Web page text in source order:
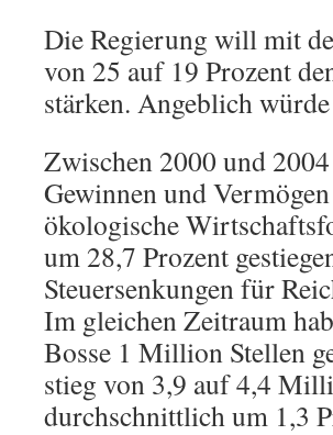
Die Regierung will mit
von 25 auf 19 Prozent
stärken. Angeblich
Zwischen 2000 und
Gewinnen und
ökologische
um 28,7 Prozent
Steuersenkungen für
Im gleichen Zeitraum
Bosse 1 Million Stellen
stieg von 3,9 auf 4,4
durchschnittlich um 1,3